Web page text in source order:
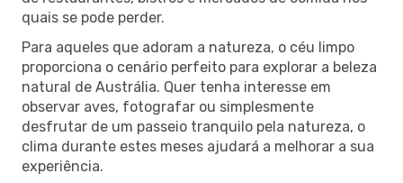
quais se pode perder.
Para aqueles que adoram a natureza, o céu limpo
proporciona o cenário perfeito para explorar a beleza
natural de Austrália. Quer tenha interesse em
observar aves, fotografar ou simplesmente
desfrutar de um passeio tranquilo pela natureza, o
clima durante estes meses ajudará a melhorar a sua
experiência.